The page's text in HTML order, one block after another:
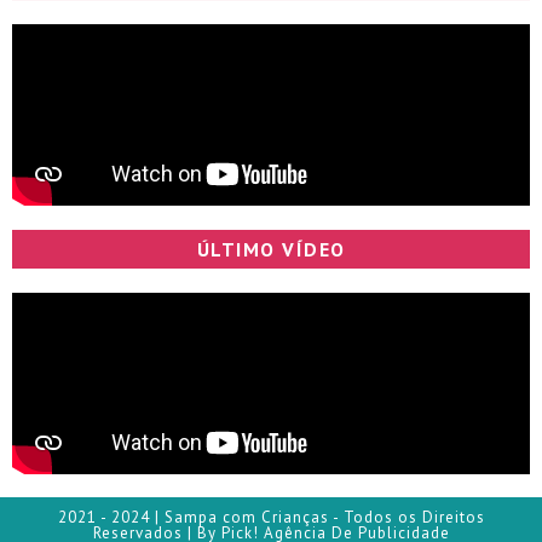
ÚLTIMO VÍDEO
2021 - 2024 | Sampa com Crianças - Todos os Direitos
Reservados | By Pick! Agência De Publicidade